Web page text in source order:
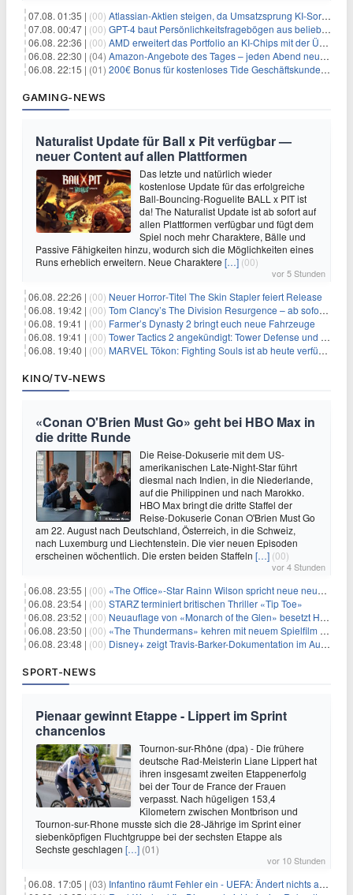
07.08. 01:35 | (00) Atlassian-Aktien steigen, da Umsatzsprung KI-Sorgen dämpft
07.08. 00:47 | (00) GPT-4 baut Persönlichkeitsfragebögen aus beliebigen Texten und sagt Antworten voraus
06.08. 22:36 | (00) AMD erweitert das Portfolio an KI-Chips mit der Übernahme von Taalas
06.08. 22:30 | (04) Amazon-Angebote des Tages – jeden Abend neue Deals zum Stöbern
06.08. 22:15 | (01) 200€ Bonus für kostenloses Tide Geschäftskundenkonto
GAMING-NEWS
Naturalist Update für Ball x Pit verfügbar —
neuer Content auf allen Plattformen
Das letzte und natürlich wieder
kostenlose Update für das erfolgreiche
Ball-Bouncing-Roguelite BALL x PIT ist
da! The Naturalist Update ist ab sofort auf
allen Plattformen verfügbar und fügt dem
Spiel noch mehr Charaktere, Bälle und
Passive Fähigkeiten hinzu, wodurch sich die Möglichkeiten eines
Runs erheblich erweitern. Neue Charaktere […] (00)
vor 5 Stunden
06.08. 22:26 | (00) Neuer Horror‑Titel The Skin Stapler feiert Release
06.08. 19:42 | (00) Tom Clancy’s The Division Resurgence – ab sofort für euch verfügbar
06.08. 19:41 | (00) Farmer’s Dynasty 2 bringt euch neue Fahrzeuge
06.08. 19:41 | (00) Tower Tactics 2 angekündigt: Tower Defense und Deckbuilding Kombo kehrt zurück
06.08. 19:40 | (00) MARVEL Tōkon: Fighting Souls ist ab heute verfügbar
KINO/TV-NEWS
«Conan O'Brien Must Go» geht bei HBO Max in
die dritte Runde
Die Reise-Dokuserie mit dem US-
amerikanischen Late-Night-Star führt
diesmal nach Indien, in die Niederlande,
auf die Philippinen und nach Marokko.
HBO Max bringt die dritte Staffel der
Reise-Dokuserie Conan O'Brien Must Go
am 22. August nach Deutschland, Österreich, in die Schweiz,
nach Luxemburg und Liechtenstein. Die vier neuen Episoden
erscheinen wöchentlich. Die ersten beiden Staffeln […] (00)
vor 4 Stunden
06.08. 23:55 | (00) «The Office»-Star Rainn Wilson spricht neue neuseeländische Serie «Settling»
06.08. 23:54 | (00) STARZ terminiert britischen Thriller «Tip Toe»
06.08. 23:52 | (00) Neuauflage von «Monarch of the Glen» besetzt Hauptrollen
06.08. 23:50 | (00) «The Thundermans» kehren mit neuem Spielfilm zurück
06.08. 23:48 | (00) Disney+ zeigt Travis-Barker-Dokumentation im August
SPORT-NEWS
Pienaar gewinnt Etappe - Lippert im Sprint
chancenlos
Tournon-sur-Rhône (dpa) - Die frühere
deutsche Rad-Meisterin Liane Lippert hat
ihren insgesamt zweiten Etappenerfolg
bei der Tour de France der Frauen
verpasst. Nach hügeligen 153,4
Kilometern zwischen Montbrison und
Tournon-sur-Rhone musste sich die 28-Jährige im Sprint einer
siebenköpfigen Fluchtgruppe bei der sechsten Etappe als
Sechste geschlagen […] (01)
vor 10 Stunden
06.08. 17:05 | (03) Infantino räumt Fehler ein - UEFA: Ändert nichts an Boykott